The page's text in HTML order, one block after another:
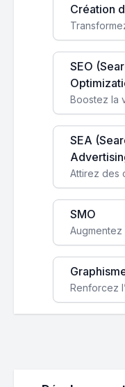
Création
SEO
SEA
SMO